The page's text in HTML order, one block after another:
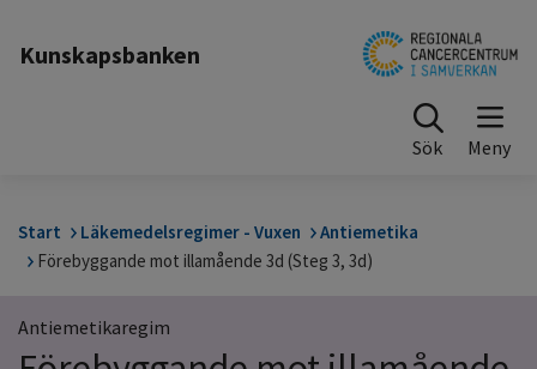
Kunskapsbanken
Sök
Start Läkemedelsregimer - Vuxen
Antiemetika
Förebyggande mot illamående 3d (Steg 3, 3d)
Antiemetikaregim